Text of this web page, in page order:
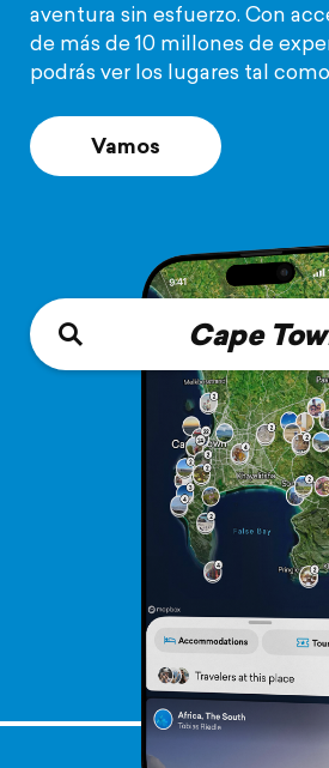
aventura sin esfuerzo. Con
de más de 10 millones de
podrás ver los lugares tal
Vamos
Cape